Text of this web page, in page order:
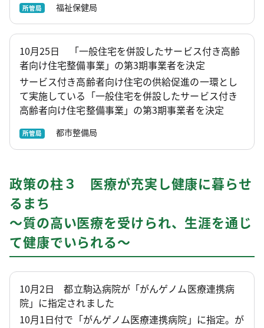
所管局 福祉保健局
10月25日 「一般住宅を併設したサービス付き高齢
者向け住宅整備事業」の第3期事業者を決定
サービス付き高齢者向け住宅の供給促進の一環とし
て実施している「一般住宅を併設したサービス付き
高齢者向け住宅整備事業」の第3期事業者を決定
所管局 都市整備局
政策の柱３ 医療が充実し健康に暮らせ
るまち
～質の高い医療を受けられ、生涯を通じ
て健康でいられる～
10月2日 都立駒込病院が「がんゲノム医療連携病
院」に指定されました
10月1日付で「がんゲノム医療連携病院」に指定。が